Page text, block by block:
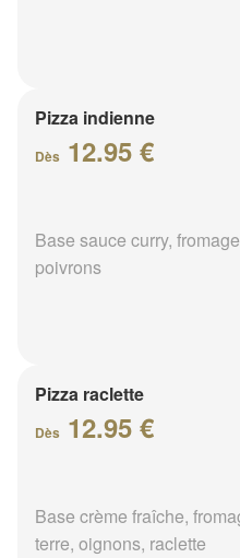
Pizza indienne
Dès 12.95 €
Base sauce curry,
poivrons
Pizza raclette
Dès 12.95 €
Base crème fraîche,
terre, oignons, raclette